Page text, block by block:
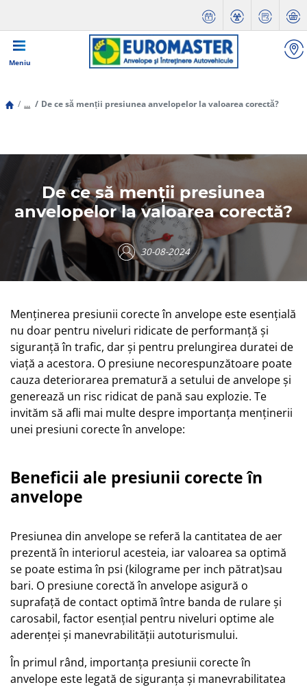
Meniu
... De ce să menții presiunea anvelopelor la valoarea corectă?
De ce să menții presiunea
anvelopelor la valoarea corectă?
30-08-2024
Menținerea presiunii corecte în anvelope este esențială
nu doar pentru niveluri ridicate de performanță și
siguranță în trafic, dar și pentru prelungirea duratei de
viață a acestora. O presiune necorespunzătoare poate
cauza deteriorarea prematură a setului de anvelope și
generează un risc ridicat de pană sau explozie. Te
invităm să afli mai multe despre importanța menținerii
unei presiuni corecte în anvelope:
Beneficii ale presiunii corecte în
anvelope
Presiunea din anvelope se referă la cantitatea de aer
prezentă în interiorul acesteia, iar valoarea sa optimă
se poate estima în psi (kilograme per inch pătrat)sau
bari. O presiune corectă în anvelope asigură o
suprafață de contact optimă între banda de rulare și
carosabil, factor esențial pentru niveluri optime ale
aderenței și manevrabilității autoturismului.
În primul rând, importanța presiunii corecte în
anvelope este legată de siguranța și manevrabilitatea